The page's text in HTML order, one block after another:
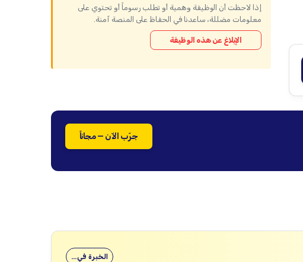
إذا لاحظت أن الوظيفة وهمية أو تطلب رسوماً أو تحتوي على
معلومات مضللة، ساعدنا في الحفاظ على المنصة آمنة.
الإبلاغ عن هذه الوظيفة
جرّب الآن — مجاناً
الخبرة في…